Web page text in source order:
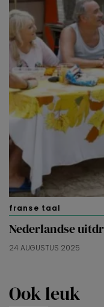
franse taal
Nederlandse
24 AUGUSTUS 2025
Ook leuk